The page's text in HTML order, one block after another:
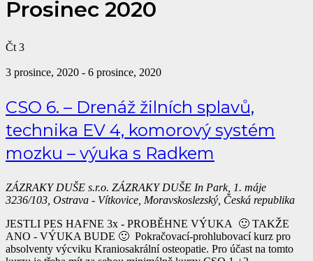
Prosinec 2020
Čt 3
3 prosince, 2020 - 6 prosince, 2020
CSO 6. – Drenáž žilních splavů,
technika EV 4, komorový systém
mozku – výuka s Radkem
ZÁZRAKY DUŠE s.r.o. ZÁZRAKY DUŠE In Park, 1. máje
3236/103, Ostrava - Vítkovice, Moravskoslezský, Česká republika
JESTLI PES HAFNE 3x - PROBĚHNE VÝUKA 🙂 TAKŽE
ANO - VÝUKA BUDE 🙂 Pokračovací-prohlubovací kurz pro
absolventy výcviku Kraniosakrální osteopatie. Pro účast na tomto